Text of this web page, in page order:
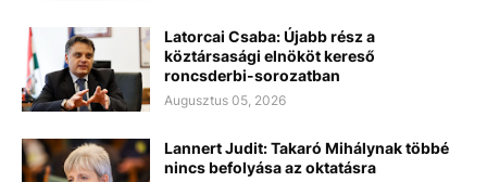
Latorcai Csaba: Újabb rész a
köztársasági elnököt kereső
roncsderbi-sorozatban
Augusztus 05, 2026
Lannert Judit: Takaró Mihálynak többé
nincs befolyása az oktatásra